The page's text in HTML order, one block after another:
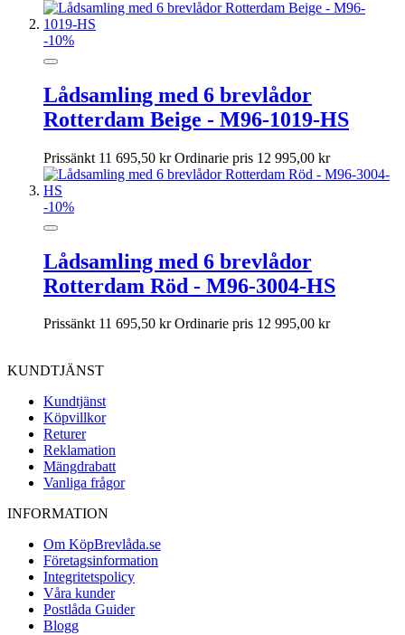
-10%
Lådsamling med 6 brevlådor
Rotterdam Beige - M96-1019-HS
Prissänkt 11 695,50 kr Ordinarie pris 12 995,00 kr
-10%
Lådsamling med 6 brevlådor
Rotterdam Röd - M96-3004-HS
Prissänkt 11 695,50 kr Ordinarie pris 12 995,00 kr
KUNDTJÄNST
Kundtjänst
Köpvillkor
Returer
Reklamation
Mängdrabatt
Vanliga frågor
INFORMATION
Om KöpBrevlåda.se
Företagsinformation
Integritetspolicy
Våra kunder
Postlåda Guider
Blogg